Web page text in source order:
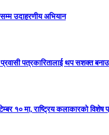
उदाहरणीय अभियान
पत्रकारितालाई थप सशक्त
१० मा, राष्ट्रिय कलाकारको विशेष